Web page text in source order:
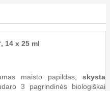
14 x 25 ml
maisto papildas,skysta
3 pagrindinės biologiškai